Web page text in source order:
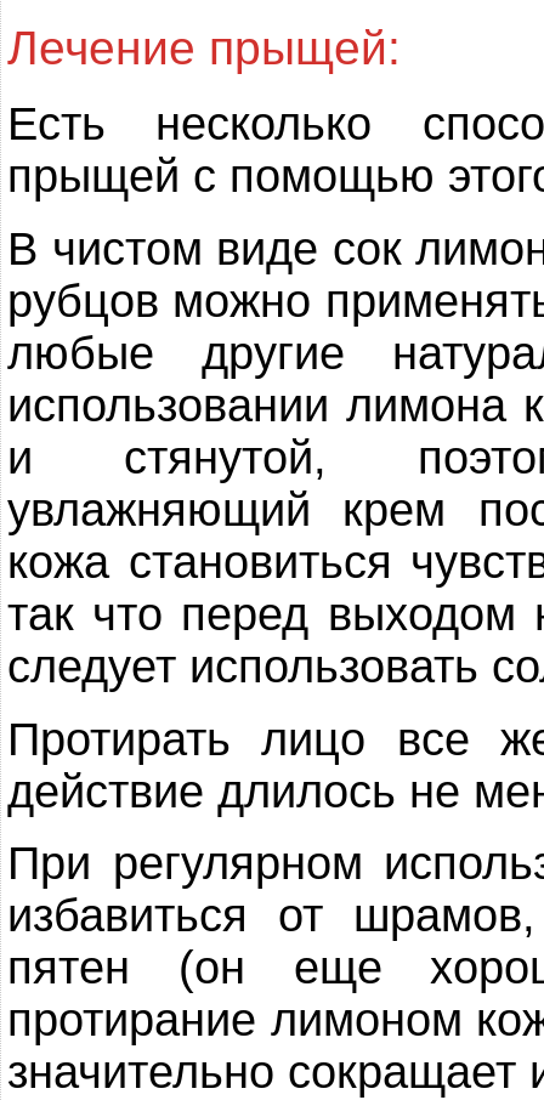
Лечение прыщей:
Есть несколько
прыщей с помощью
В чистом виде сок
рубцов можно
любые другие
использовании лимона
и стянутой,
увлажняющий крем
кожа становиться
так что перед
следует использовать
Протирать лицо все
действие длилось не
При регулярном
избавиться от
пятен (он еще
протирание лимоном
значительно сокращает